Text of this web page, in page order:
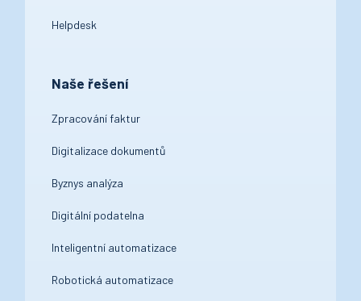
Helpdesk
Naše řešení
Zpracování faktur
Digitalizace dokumentů
Byznys analýza
Digitální podatelna
Inteligentní automatizace
Robotická automatizace